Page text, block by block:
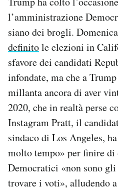
l’amministrazione
siano dei brogli.
definitole elezioni in
sfavore dei candidati
infondate, ma che a
millanta ancora di aver
2020, che in realtà perse
Instagram Pratt, il
sindaco di Los Angeles,
molto tempo» per finire di
Democratici «non sono gli
trovare i voti», alludendo